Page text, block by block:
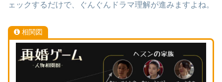
ェックするだけで、ぐんぐんドラマ理解が進みますよね。
相関図